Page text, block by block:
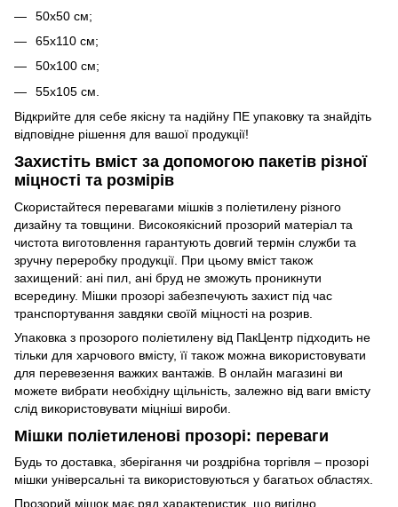
50х50 см;
65х110 см;
50х100 см;
55х105 см.
Відкрийте для себе якісну та надійну ПЕ упаковку та знайдіть
відповідне рішення для вашої продукції!
Захистіть вміст за допомогою пакетів різної
міцності та розмірів
Скористайтеся перевагами мішків з поліетилену різного
дизайну та товщини. Високоякісний прозорий матеріал та
чистота виготовлення гарантують довгий термін служби та
зручну переробку продукції. При цьому вміст також
захищений: ані пил, ані бруд не зможуть проникнути
всередину. Мішки прозорі забезпечують захист під час
транспортування завдяки своїй міцності на розрив.
Упаковка з прозорого поліетилену від ПакЦентр підходить не
тільки для харчового вмісту, її також можна використовувати
для перевезення важких вантажів. В онлайн магазині ви
можете вибрати необхідну щільність, залежно від ваги вмісту
слід використовувати міцніші вироби.
Мішки поліетиленові прозорі: переваги
Будь то доставка, зберігання чи роздрібна торгівля – прозорі
мішки універсальні та використовуються у багатьох областях.
Прозорий мішок має ряд характеристик, що вигідно